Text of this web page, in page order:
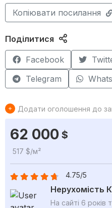
Копіювати посилання
Поділитися
Facebook
Telegram
Додати оголошення до
62 000 $
517 $/м²
4.75/5
Нерухомість
На сайті 6 років